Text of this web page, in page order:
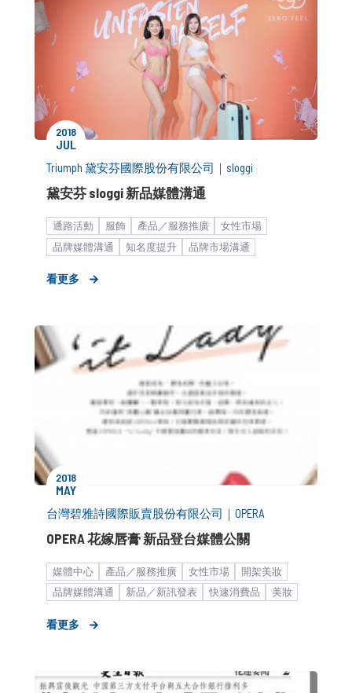
2018
JUL
Triumph 黛安芬國際股份有限公司 ｜ sloggi
黛安芬 sloggi 新品媒體溝通
通路活動 服飾 產品／服務推廣
女性市場
品牌媒體溝通
知名度提升
品牌市場溝通
看更多
2018
MAY
台灣碧雅詩國際販賣股份有限公司 ｜ OPERA
OPERA 花嫁唇膏 新品登台媒體公關
媒體中心 產品／服務推廣 女性市場
開架美妝
品牌媒體溝通
新品／新訊發表 快速消費品
美妝
看更多